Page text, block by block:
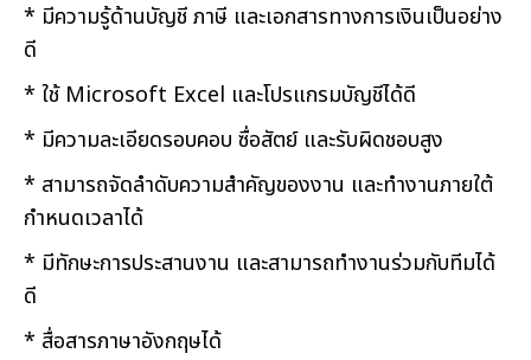
* มีความรู้ด้านบัญชี ภาษี และเอกสารทางการเงินเป็นอย่าง
ดี
* ใช้ Microsoft Excel และโปรแกรมบัญชีได้ดี
* มีความละเอียดรอบคอบ ซื่อสัตย์ และรับผิดชอบสูง
* สามารถจัดลำดับความสำคัญของงาน และทำงานภายใต้
กำหนดเวลาได้
* มีทักษะการประสานงาน และสามารถทำงานร่วมกับทีมได้
ดี
* สื่อสารภาษาอังกฤษได้